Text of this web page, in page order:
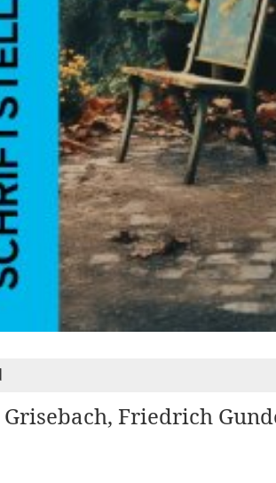
Friedrich